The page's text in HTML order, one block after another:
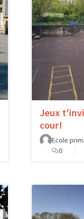
Jeux
cour!
Ecole
0